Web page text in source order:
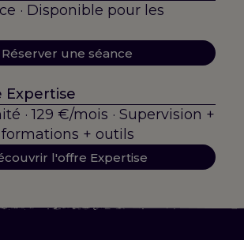
· Disponible pour les
Réserver une séance
Expertise
· 129 €/mois · Supervision +
+ outils
l'offre Expertise